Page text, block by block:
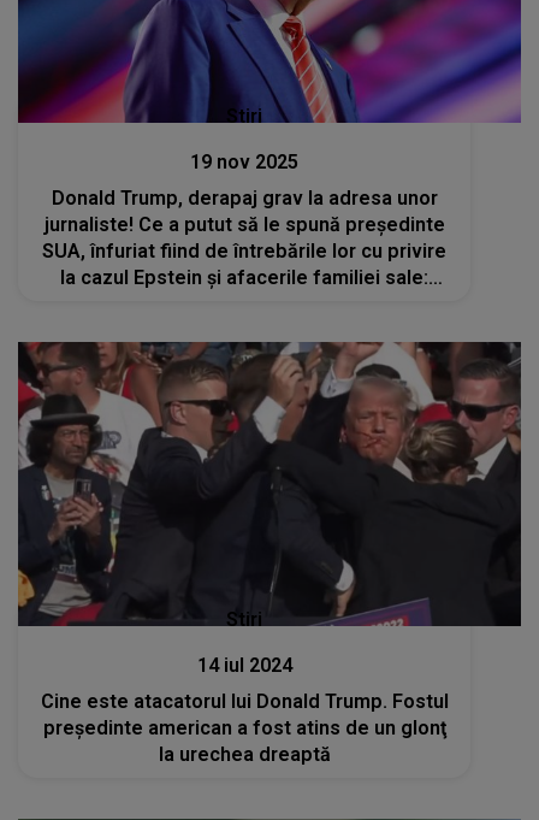
Stiri
19 nov 2025
Donald Trump, derapaj grav la adresa unor
jurnaliste! Ce a putut să le spună președinte
SUA, înfuriat fiind de întrebările lor cu privire
la cazul Epstein și afacerile familiei sale:
Stiri
14 iul 2024
Cine este atacatorul lui Donald Trump. Fostul
președinte american a fost atins de un glonţ
la urechea dreaptă